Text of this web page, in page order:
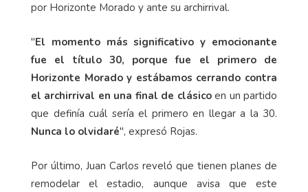
por Horizonte Morado y ante su archirrival.
"El momento más significativo y emocionante
fue el título 30, porque fue el primero de
Horizonte Morado y estábamos cerrando contra
el archirrival en una final de clásicoen un partido
que definía cuál sería el primero en llegar a la 30.
Nunca lo olvidaré", expresó Rojas.
Por último, Juan Carlos reveló que tienen planes de
remodelar el estadio, aunque avisa que este